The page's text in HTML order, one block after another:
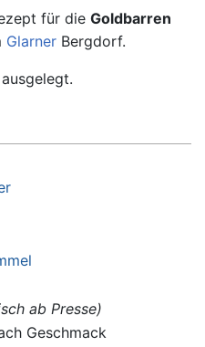
für die Goldbarren
Glarner Bergdorf.
ab Presse)
Geschmack